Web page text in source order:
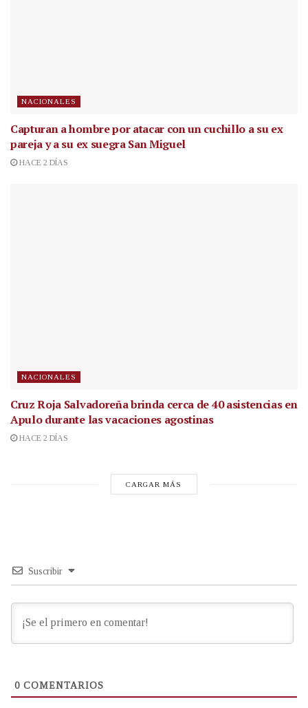
NACIONALES
Capturan a hombre por atacar con un cuchillo a su ex
pareja y a su ex suegra San Miguel
HACE 2 DÍAS
NACIONALES
Cruz Roja Salvadoreña brinda cerca de 40 asistencias en
Apulo durante las vacaciones agostinas
HACE 2 DÍAS
CARGAR MÁS
Suscribir
0 COMENTARIOS